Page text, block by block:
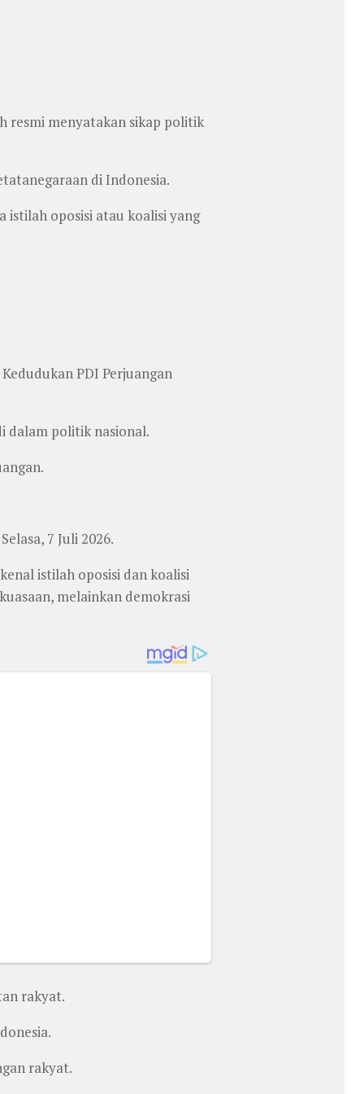
resmi menyatakan sikap politik
di Indonesia.
istilah oposisi atau koalisi yang
PDI Perjuangan
dalam politik nasional.
7 Juli 2026.
istilah oposisi dan koalisi
melainkan demokrasi
rakyat.
rakyat.